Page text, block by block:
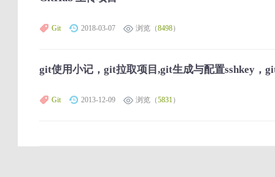
Git 2018-03-07 浏览（8498）
git使用小记，git拉取项目,git生成与配置sshkey，
Git 2013-12-09 浏览（5831）